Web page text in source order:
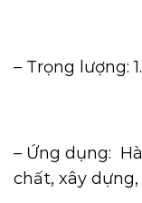
– Trọng lượng:
– Ứng dụng:
chất, xây